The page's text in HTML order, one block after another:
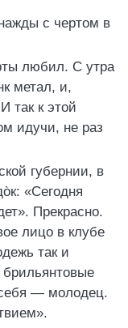
с чертом в
любил. С утра
метал, и,
так к этой
идучи, не раз
губернии, в
«Сегодня
Прекрасно.
лицо в клубе
так и
— молодец.